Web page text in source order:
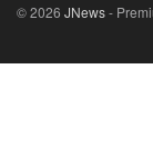
© 2026 JNews-